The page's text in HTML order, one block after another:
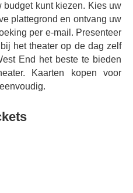
baan vinden en behouden,
relaties, en alle geneugten
Hadden we al gezegd
zijn...?
Tony Award voor Beste
Boek, bevat muziek en
off-Broadway in 2003 en
het Noël Coward Theatre,
lang betoverde en verrukte
nu heeft het Londense
kans om de
personages en
budget kunt kiezen. Kies uw
plattegrond en ontvang uw
per e-mail. Presenteer
het theater op de dag zelf
End het beste te bieden
Kaarten kopen voor